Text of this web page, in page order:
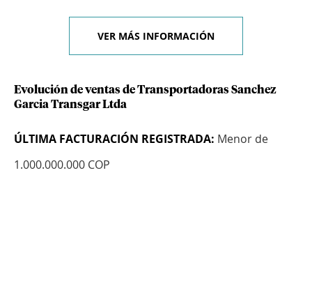
VER MÁS INFORMACIÓN
Evolución de ventas de Transportadoras Sanchez
Garcia Transgar Ltda
ÚLTIMA FACTURACIÓN REGISTRADA: Menor de
1.000.000.000 COP